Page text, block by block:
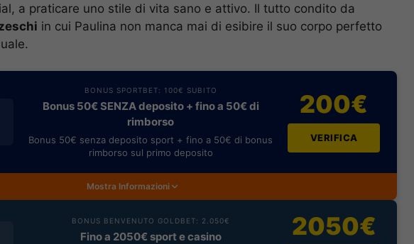
a praticare uno stile di vita sano e attivo. Il tutto condito da
in cui Paulina non manca mai di esibire il suo corpo perfetto
BONUS SPORTBET: 100€ SUBITO
Bonus 50€ SENZA deposito + fino a 50€ di
rimborso
Bonus 50€ senza deposito sport + fino a 50€ di bonus
rimborso sul primo deposito
200€
VERIFICA
Mostra Informazioni
BONUS BENVENUTO GOLDBET: 2.050€
Fino a 2050€ sport e casino 2050€